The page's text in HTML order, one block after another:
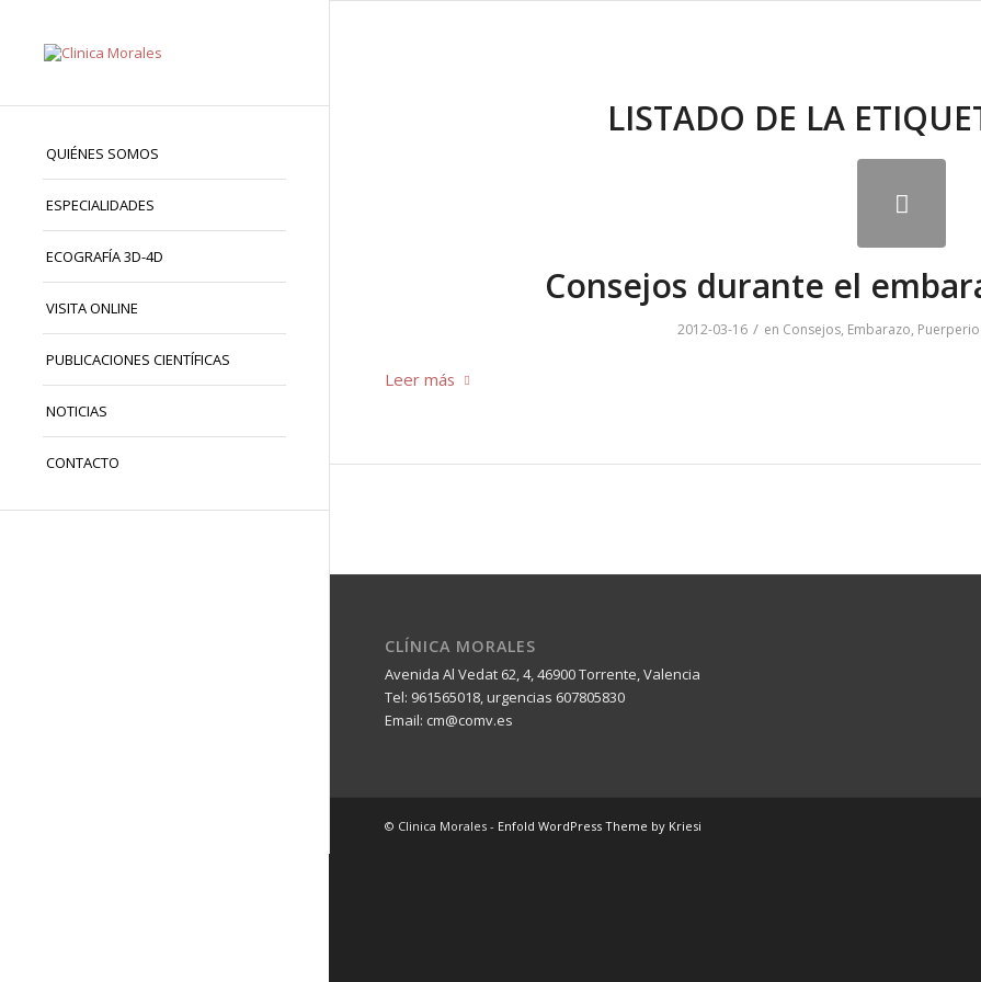
QUIÉNES SOMOS
ESPECIALIDADES
ECOGRAFÍA 3D-4D
VISITA ONLINE
PUBLICACIONES CIENTÍFICAS
NOTICIAS
CONTACTO
LISTADO DE LA
Consejos durante el
2012-03-16 / en Consejos, Embarazo, Puerperio
Leer más
CLÍNICA MORALES
Avenida Al Vedat 62, 4, 46900 Torrente, Valencia
Tel: 961565018, urgencias 607805830
Email: cm@comv.es
© Clinica Morales - Enfold WordPress Theme by Kriesi